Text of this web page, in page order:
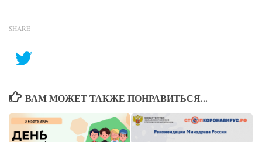
SHARE
ВАМ МОЖЕТ ТАКЖЕ ПОНРАВИТЬСЯ...